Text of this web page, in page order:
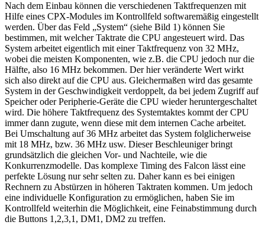
Nach dem Einbau können die verschiedenen Taktfrequenzen mit
Hilfe eines CPX-Modules im Kontrollfeld softwaremäßig eingestellt
werden. Über das Feld „System“ (siehe Bild 1) können Sie
bestimmen, mit welcher Taktrate die CPU angesteuert wird. Das
System arbeitet eigentlich mit einer Taktfrequenz von 32 MHz,
wobei die meisten Komponenten, wie z.B. die CPU jedoch nur die
Hälfte, also 16 MHz bekommen. Der hier veränderte Wert wirkt
sich also direkt auf die CPU aus. Gleichermaßen wird das gesamte
System in der Geschwindigkeit verdoppelt, da bei jedem Zugriff auf
Speicher oder Peripherie-Geräte die CPU wieder heruntergeschaltet
wird. Die höhere Taktfrequenz des Systemtaktes kommt der CPU
immer dann zugute, wenn diese mit dem internen Cache arbeitet.
Bei Umschaltung auf 36 MHz arbeitet das System folglicherweise
mit 18 MHz, bzw. 36 MHz usw. Dieser Beschleuniger bringt
grundsätzlich die gleichen Vor- und Nachteile, wie die
Konkurrenzmodelle. Das komplexe Timing des Falcon lässt eine
perfekte Lösung nur sehr selten zu. Daher kann es bei einigen
Rechnern zu Abstürzen in höheren Taktraten kommen. Um jedoch
eine individuelle Konfiguration zu ermöglichen, haben Sie im
Kontrollfeld weiterhin die Möglichkeit, eine Feinabstimmung durch
die Buttons 1,2,3,1, DM1, DM2 zu treffen.